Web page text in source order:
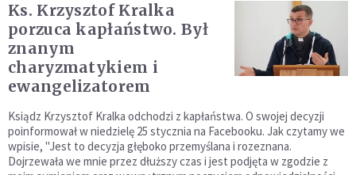
Ks. Krzysztof Kralka
porzuca kapłaństwo. Był
znanym
charyzmatykiem i
ewangelizatorem
Ksiądz Krzysztof Kralka odchodzi z kapłaństwa. O swojej decyzji
poinformował w niedzielę 25 stycznia na Facebooku. Jak czytamy we
wpisie, "Jest to decyzja głęboko przemyślana i rozeznana.
Dojrzewała we mnie przez dłuższy czas i jest podjęta w zgodzie z